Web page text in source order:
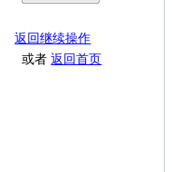
返回继续操作
或者返回首页